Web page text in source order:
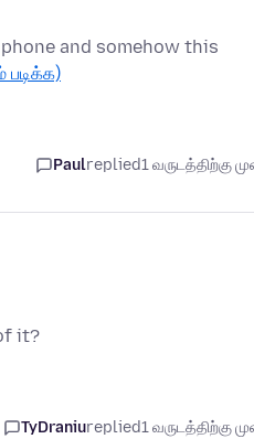
and somehow this
படிக்க)
Paulreplied1 வருடத்திற்கு
it?
TyDraniureplied1 வருடத்திற்கு